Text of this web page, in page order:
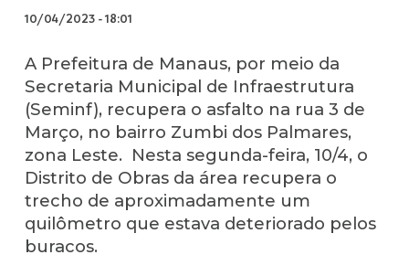
10/04/2023-18:01
A Prefeitura de Manaus, por meio da
Secretaria Municipal de Infraestrutura
(Seminf), recupera o asfalto na rua 3 de
Março, no bairro Zumbi dos Palmares,
zona Leste. Nesta segunda-feira, 10/4, o
Distrito de Obras da área recupera o
trecho de aproximadamente um
quilômetro que estava deteriorado pelos
buracos.